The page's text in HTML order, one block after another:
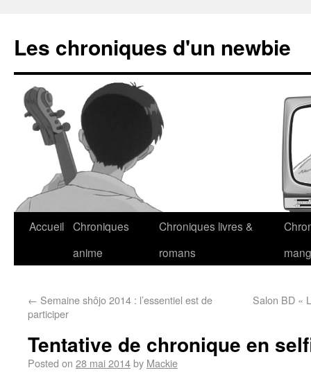
Les chroniques d'un newbie
Accueil Chroniques
anime
Chroniques livres &
romans
← Semaine shôjo 2014 : l’essentiel est de
participer
Salon BD «
Tentative de chronique en
Posted on 28 mai 2014by Mackie